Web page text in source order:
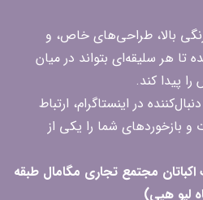
بالا، طراحی‌های خاص، و
هر سلیقه‌ای بتواند در میان
پیدا کند.
بیش از ۸۵۰ هزار دنبال‌کننده در اینستاگرام، ارتباط
بازخوردهای شما را یکی از
مجتمع تجاری مگامال طبقه